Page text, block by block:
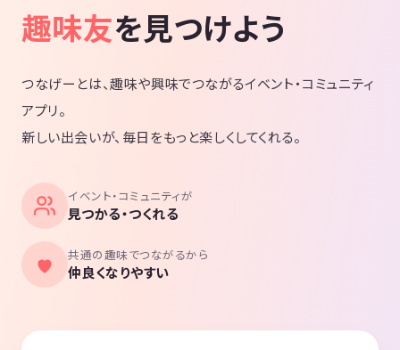
趣味友を見つけよう
つなげーとは、趣味や興味でつながるイベント・コミュニティ
アプリ。
新しい出会いが、毎日をもっと楽しくしてくれる。
イベント・コミュニティが
見つかる・つくれる
共通の趣味でつながるから
仲良くなりやすい